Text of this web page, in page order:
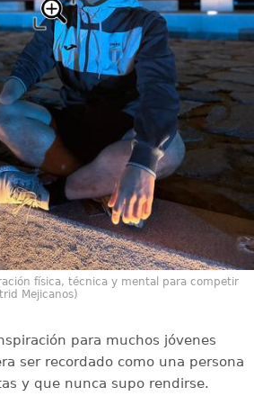
física, técnica y mental para competir
Mejicanos)
para muchos jóvenes
ser recordado como una persona
y que nunca supo rendirse.